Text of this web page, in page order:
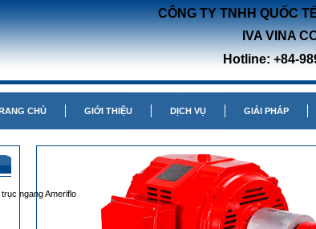
CÔNG TY TNHH QUỐC
IVA VINA
Hotline: +84-
CHỦ GIỚI THIỆU DỊCH VỤ GIẢI PHÁP
ngang Ameriflo